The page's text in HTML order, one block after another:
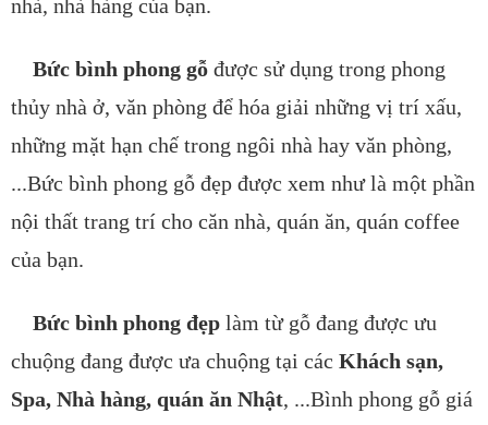
nhà, nhà hàng của bạn.
Bức bình phong gỗ được sử dụng trong phong
thủy nhà ở, văn phòng để hóa giải những vị trí xấu,
những mặt hạn chế trong ngôi nhà hay văn phòng,
...Bức bình phong gỗ đẹp được xem như là một phần
nội thất trang trí cho căn nhà, quán ăn, quán coffee
của bạn.​
Bức bình phong đẹp làm từ gỗ đang được ưu
chuộng đang được ưa chuộng tại các Khách sạn,
Spa, Nhà hàng, quán ăn Nhật, ...Bình phong gỗ giá